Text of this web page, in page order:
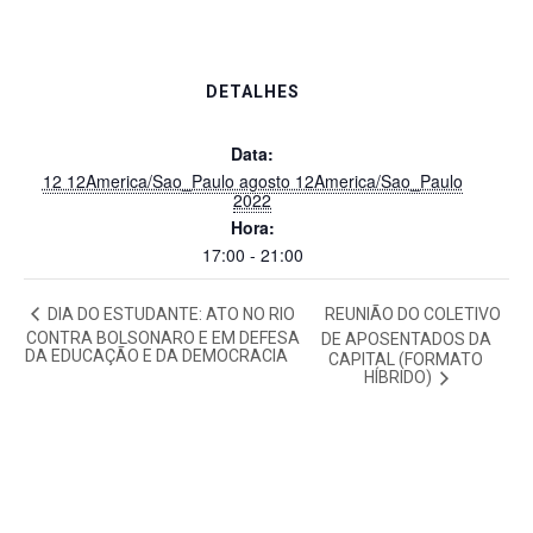
DETALHES
Data:
12 12America/Sao_Paulo agosto 12America/Sao_Paulo
2022
Hora:
17:00 - 21:00
DIA DO ESTUDANTE: ATO NO RIO
CONTRA BOLSONARO E EM DEFESA
DA EDUCAÇÃO E DA DEMOCRACIA
REUNIÃO DO COLETIVO
DE APOSENTADOS DA
CAPITAL (FORMATO
HÍBRIDO)